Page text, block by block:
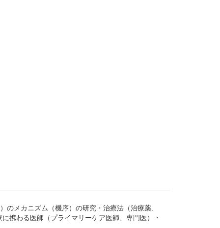
メカニズム（機序）の研究・治療法（治療薬、
携わる医師（プライマリーケア医師、専門医）・